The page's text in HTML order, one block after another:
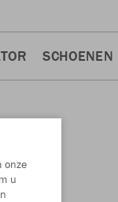
SCHOENEN
onze
u